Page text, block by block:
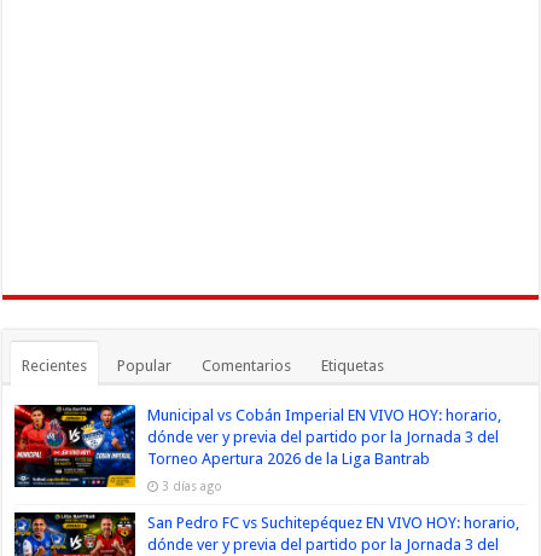
Recientes Popular Comentarios Etiquetas
Municipal vs Cobán Imperial EN VIVO HOY: horario,
dónde ver y previa del partido por la Jornada 3 del
Torneo Apertura 2026 de la Liga Bantrab
3 días ago
San Pedro FC vs Suchitepéquez EN VIVO HOY: horario,
dónde ver y previa del partido por la Jornada 3 del